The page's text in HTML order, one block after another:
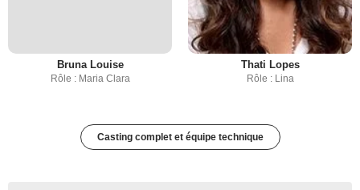
Bruna Louise
Rôle : Maria Clara
Thati Lopes
Rôle : Lina
Casting complet et équipe technique